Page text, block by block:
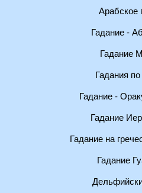
Арабское
Гадание -
Гадание
Гадания
Гадание -
Гадание
Гадание на
Гадание